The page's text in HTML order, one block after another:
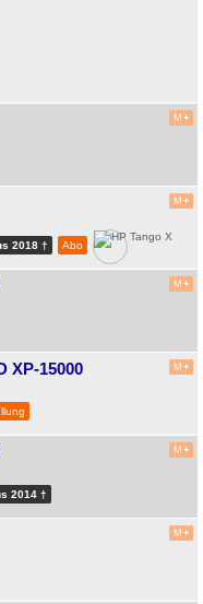
M +
M +
2018 ️†️ Abo
M +
M +
XP-15000
M +
2014 ️†️
M +